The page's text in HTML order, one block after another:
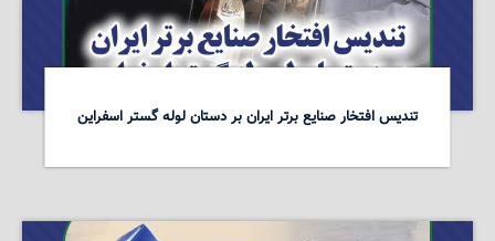
تندیس افتخار صنایع برتر ایران بر دستان لوله گستر اسفراین